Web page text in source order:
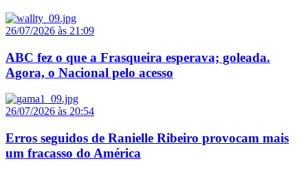
26/07/2026 às 21:09
ABC fez o que a Frasqueira esperava; goleada.
Agora, o Nacional pelo acesso
26/07/2026 às 20:54
Erros seguidos de Ranielle Ribeiro provocam mais
um fracasso do América